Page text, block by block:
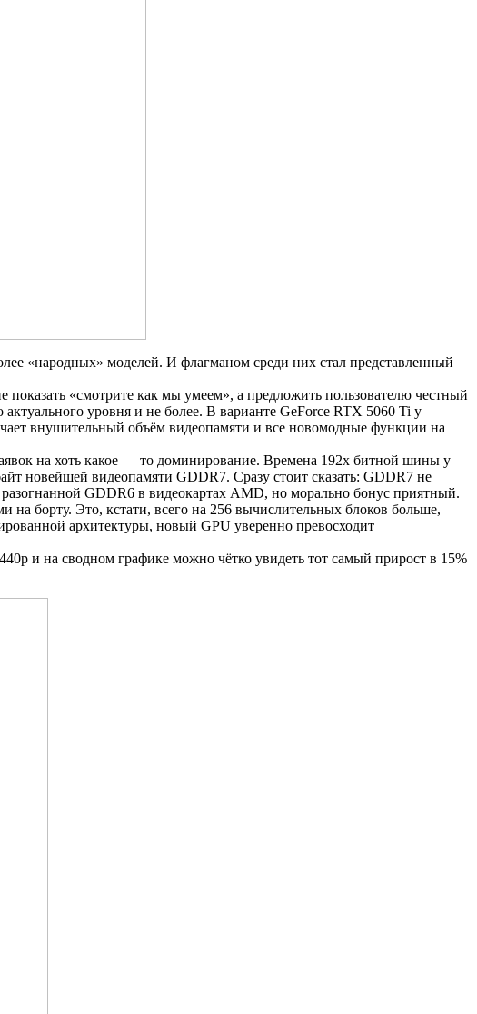
«народных» моделей. И флагманом среди них стал представленный
«смотрите как мы умеем», а предложить пользователю честный
уровня и не более. В варианте GeForce RTX 5060 Ti у
внушительный объём видеопамяти и все новомодные функции на
на хоть какое — то доминирование. Времена 192х битной шины у
новейшей видеопамяти GDDR7. Сразу стоит сказать: GDDR7 не
GDDR6 в видеокартах AMD, но морально бонус приятный.
борту. Это, кстати, всего на 256 вычислительных блоков больше,
архитектуры, новый GPU уверенно превосходит
и на сводном графике можно чётко увидеть тот самый прирост в 15%